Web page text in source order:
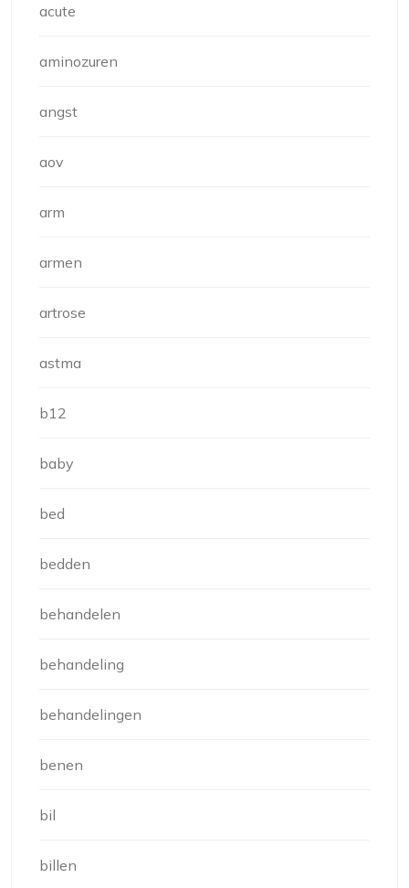
acute
aminozuren
angst
aov
arm
armen
artrose
astma
b12
baby
bed
bedden
behandelen
behandeling
behandelingen
benen
bil
billen